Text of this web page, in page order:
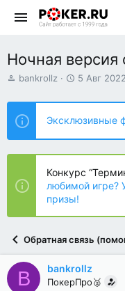
Ночная версия
А
т
о
р
т
е
ы
bankrollz
Д
т
н
а
ч
л
а
5 Авг 2022
Эксклюзивные
Конкурс
любимой игре?
призы!
Обратная связь
B bankrollz
ПокерПро🥈